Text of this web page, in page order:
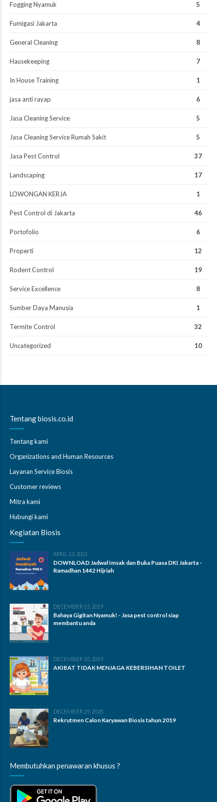
Fogging Nyamuk 5
Fumigasi Jakarta 4
General Cleaning 8
Hausekeeping 7
In House Training 1
jasa anti rayap 6
Jasa Cleaning Service 5
Jasa Cleaning Service Rumah Sakit 5
Jasa Pest Control 37
Landscaping 17
LOWONGAN KERJA 1
Pest Control di Jakarta 46
Portofolio 6
Properti 12
Rodent Control 19
Service Excellence 8
Sumber Daya Manusia 1
Termite Control 32
Uncategorized 10
Tentang biosis.co.id
Tentang kami
Organizations and Human Resources
Layanan Service Biosis
Customer reviews
Mitra kami
Hubungi kami
Kegiatan Biosis
APRIL 13, 2021
DOWNLOAD Jadwal Imsak dan Buka Puasa DKI Jakarta -
Ramadhan 1442 Hijriah
DECEMBER 13, 2019
Bahaya Gigitan Nyamuk! - Jasa pest control siap
membantu anda
DECEMBER 10, 2019
AKIBAT TIDAK MENJAGA KEBERSIHAN TOILET
DECEMBER 29, 2018
Rekrutmen Calon Karyawan Biosis tahun 2019
Membutuhkan penawaran khusus ?